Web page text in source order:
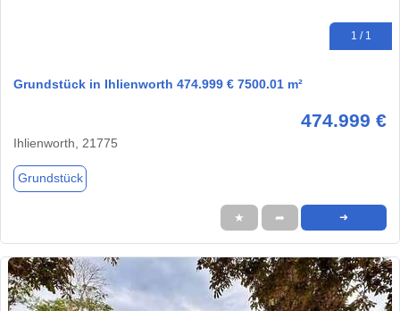
1 / 1
Grundstück in Ihlienworth 474.999 € 7500.01 m²
474.999 €
Ihlienworth, 21775
Grundstück
★ ➦ ➜